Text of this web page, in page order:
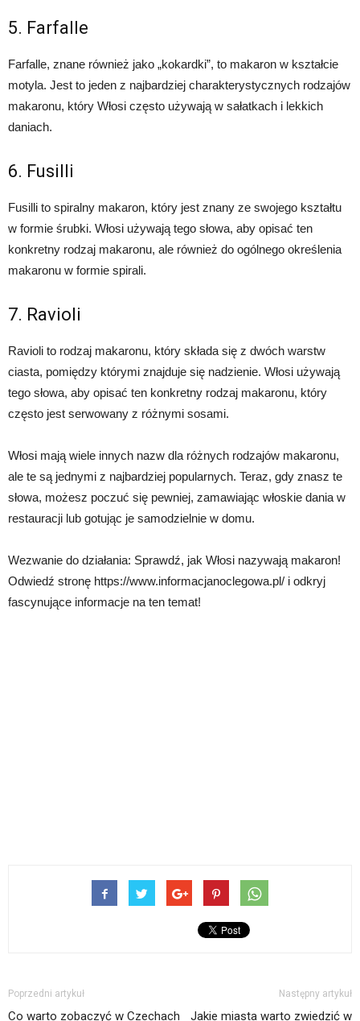
5. Farfalle
Farfalle, znane również jako „kokardki”, to makaron w kształcie
motyla. Jest to jeden z najbardziej charakterystycznych rodzajów
makaronu, który Włosi często używają w sałatkach i lekkich
daniach.
6. Fusilli
Fusilli to spiralny makaron, który jest znany ze swojego kształtu
w formie śrubki. Włosi używają tego słowa, aby opisać ten
konkretny rodzaj makaronu, ale również do ogólnego określenia
makaronu w formie spirali.
7. Ravioli
Ravioli to rodzaj makaronu, który składa się z dwóch warstw
ciasta, pomiędzy którymi znajduje się nadzienie. Włosi używają
tego słowa, aby opisać ten konkretny rodzaj makaronu, który
często jest serwowany z różnymi sosami.
Włosi mają wiele innych nazw dla różnych rodzajów makaronu,
ale te są jednymi z najbardziej popularnych. Teraz, gdy znasz te
słowa, możesz poczuć się pewniej, zamawiając włoskie dania w
restauracji lub gotując je samodzielnie w domu.
Wezwanie do działania: Sprawdź, jak Włosi nazywają makaron!
Odwiedź stronę https://www.informacjanoclegowa.pl/ i odkryj
fascynujące informacje na ten temat!
Poprzedni artykuł
Co warto zobaczyć w Czechach
Następny artykuł
Jakie miasta warto zwiedzić w